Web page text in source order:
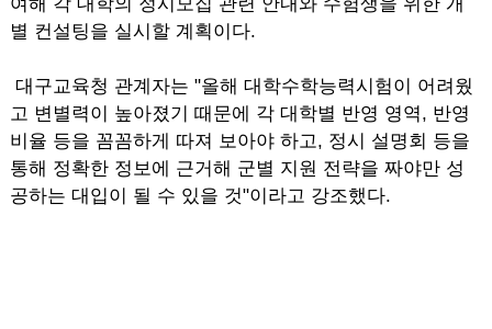
별 컨설팅을 실시할 계획이다.
대구교육청 관계자는 "올해 대학수학능력시험이 어려웠
고 변별력이 높아졌기 때문에 각 대학별 반영 영역, 반영
비율 등을 꼼꼼하게 따져 보아야 하고, 정시 설명회 등을
통해 정확한 정보에 근거해 군별 지원 전략을 짜야만 성
공하는 대입이 될 수 있을 것"이라고 강조했다.